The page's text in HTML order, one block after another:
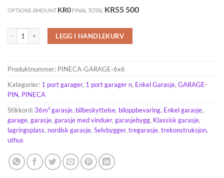
OPTIONS AMOUNT KR0 FINAL TOTAL KR55 500
LEGG I HANDLEKURV
Produktnummer: PINECA-GARAGE-6x6
Kategorier: 1 port garager, 1 port garager n, Enkel Garasje, GARAGE-
PIN, PINECA
Stikkord:36m² garasje, bilbeskyttelse, biloppbevaring, Enkel garasje,
garage, garasje, garasje med vinduer, garasjebygg, Klassisk garasje,
lagringsplass, nordisk garasje, Selvbygger, tregarasje, trekonstruksjon,
uthus